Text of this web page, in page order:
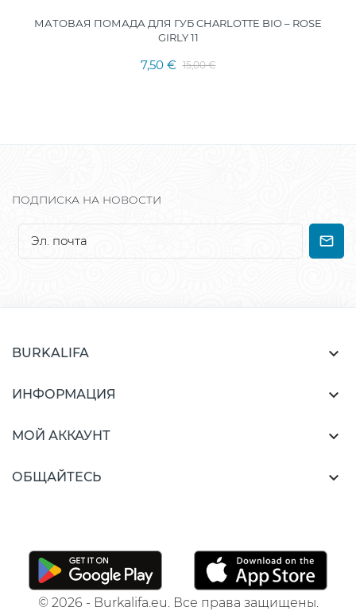
МАТОВАЯ ПОМАДА ДЛЯ ГУБ CHARLOTTE BIO – ROSE
GIRLY 11
7,50 € 15,00 €
ПОДПИСКА НА НОВОСТИ
BURKALIFA 
ИНФОРМАЦИЯ 
МОЙ АККАУНТ 
ОБЩАЙТЕСЬ 
© 2026 - Burkalifa.eu. Все права защищены.